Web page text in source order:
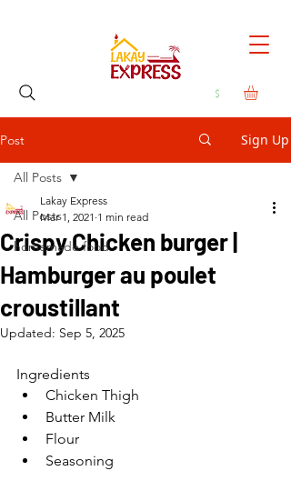
Post Sign Up
All Posts
homemade food
All Posts
Crispy Chicken burger |
Hamburger au poulet
croustillant
Lakay Express
Mar 1, 2021 1 min read
Updated: Sep 5, 2025
Ingredients
Chicken Thigh
Butter Milk
Flour
Seasoning